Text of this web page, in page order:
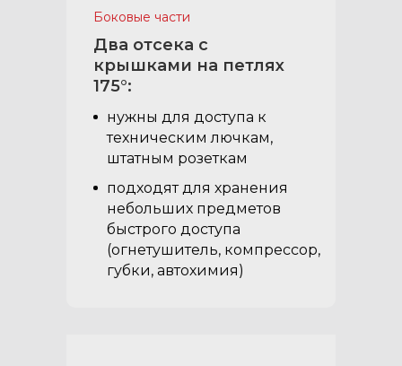
Боковые части
Два отсека с
крышками на петлях
175°:
нужны для доступа к
техническим лючкам,
штатным розеткам
подходят для хранения
небольших предметов
быстрого доступа
(огнетушитель, компрессор,
губки, автохимия)